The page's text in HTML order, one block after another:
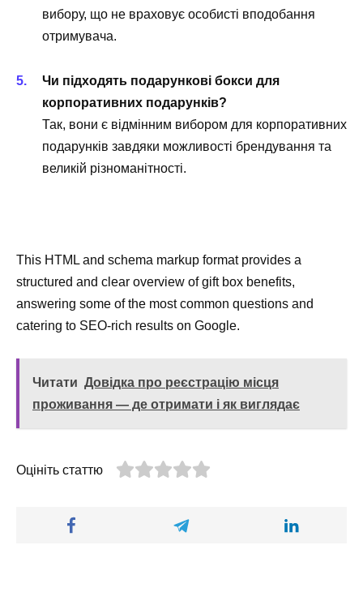
вибору, що не враховує особисті вподобання
отримувача.
Чи підходять подарункові бокси для
корпоративних подарунків?
Так, вони є відмінним вибором для корпоративних
подарунків завдяки можливості брендування та
великій різноманітності.
This HTML and schema markup format provides a
structured and clear overview of gift box benefits,
answering some of the most common questions and
catering to SEO-rich results on Google.
Читати Довідка про реєстрацію місця
проживання — де отримати і як виглядає
Оцініть статтю